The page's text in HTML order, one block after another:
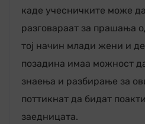
каде учесничките може
разговараат за прашања
тој начин млади жени и
позадина имаа можност
знаења и разбирање за
поттикнат да бидат
заедницата.